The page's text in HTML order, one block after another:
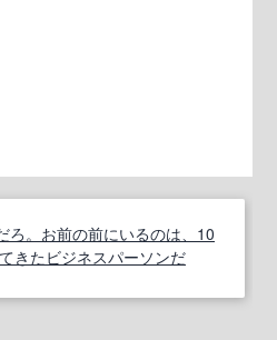
ろ。お前の前にいるのは、10
きたビジネスパーソンだ